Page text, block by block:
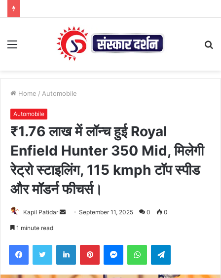
Menu
Home / Automobile
Automobile
₹1.76 लाख में लॉन्च हुई Royal
Enfield Hunter 350 Mid, मिलेगी
रेट्रो स्टाइलिंग, 115 kmph टॉप स्पीड
और मॉडर्न फीचर्स।
Kapil Patidar
Send September 11, 2025 0 0
1 minute read
FacebookTwitter LinkedInPinterestMessengerWhatsAppTelegram